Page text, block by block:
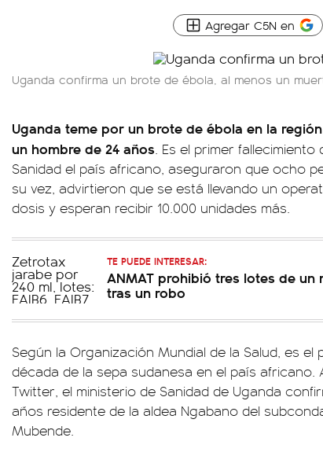
Agregar C5N en
Uganda confirma un brote de ébola, al menos un
Uganda teme por un brote de ébola en la
un hombre de 24 años. Es el primer
Sanidad el país africano, aseguraron que ocho
su vez, advirtieron que se está llevando un
dosis y esperan recibir 10.000 unidades más.
TE PUEDE INTERESAR:
ANMAT prohibió tres lotes de un
tras un robo
Según la Organización Mundial de la Salud, es
década de la sepa sudanesa en el país
Twitter, el ministerio de Sanidad de Uganda
años residente de la aldea Ngabano del
Mubende.